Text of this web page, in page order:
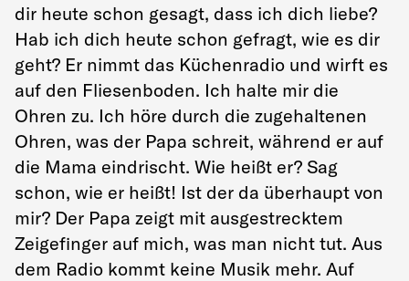
dir heute schon gesagt, dass ich dich liebe?
Hab ich dich heute schon gefragt, wie es dir
geht? Er nimmt das Küchenradio und wirft es
auf den Fliesenboden. Ich halte mir die
Ohren zu. Ich höre durch die zugehaltenen
Ohren, was der Papa schreit, während er auf
die Mama eindrischt. Wie heißt er? Sag
schon, wie er heißt! Ist der da überhaupt von
mir? Der Papa zeigt mit ausgestrecktem
Zeigefinger auf mich, was man nicht tut. Aus
dem Radio kommt keine Musik mehr. Auf